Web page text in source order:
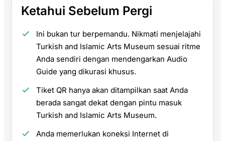
Ketahui Sebelum Pergi
Ini bukan tur berpemandu. Nikmati menjelajahi
Turkish and Islamic Arts Museum sesuai ritme
Anda sendiri dengan mendengarkan Audio
Guide yang dikurasi khusus.
Tiket QR hanya akan ditampilkan saat Anda
berada sangat dekat dengan pintu masuk
Turkish and Islamic Arts Museum.
Anda memerlukan koneksi Internet di